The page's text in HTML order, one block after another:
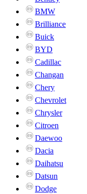
BMW
Brilliance
Buick
BYD
Cadillac
Changan
Chery
Chevrolet
Chrysler
Citroen
Daewoo
Dacia
Daihatsu
Datsun
Dodge